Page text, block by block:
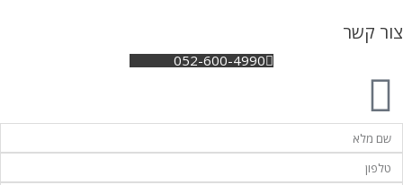
צור קשר
052-600-4990